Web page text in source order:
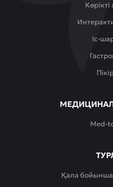
Іс-
Med-
Қала бойынша